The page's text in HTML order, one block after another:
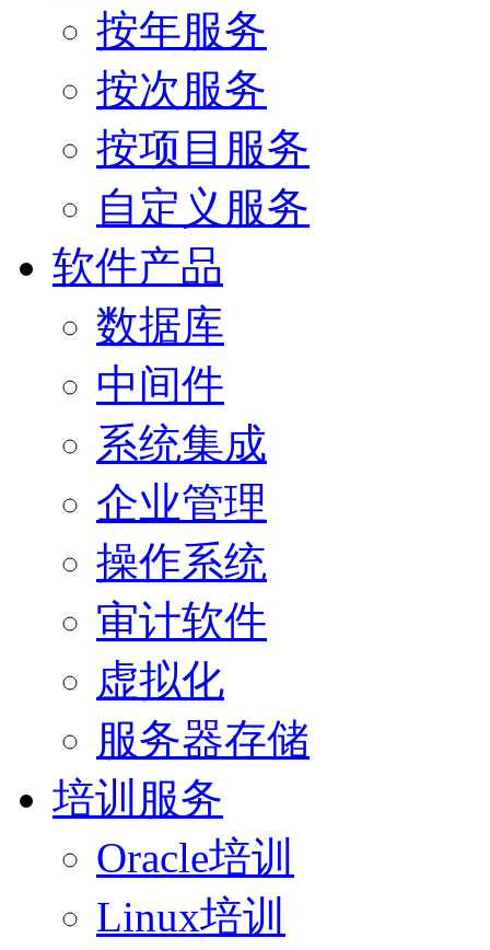
按年服务
按次服务
按项目服务
自定义服务
软件产品
数据库
中间件
系统集成
企业管理
操作系统
审计软件
虚拟化
服务器存储
培训服务
Oracle培训
Linux培训